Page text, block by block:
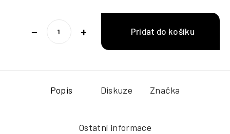
+
−
Popis Diskuze Značka
Ostatní informace